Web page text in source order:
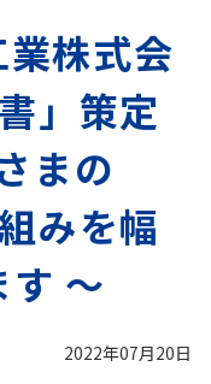
株式会
」策定
まの
みを幅
～
2022年07月20日